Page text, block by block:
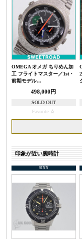
OMEGA オメガ ちりめん加
工 フライトマスター／1st・
前期モデル…
498,000円
SOLD OUT
Favorite
印象が近い腕時計
SINN